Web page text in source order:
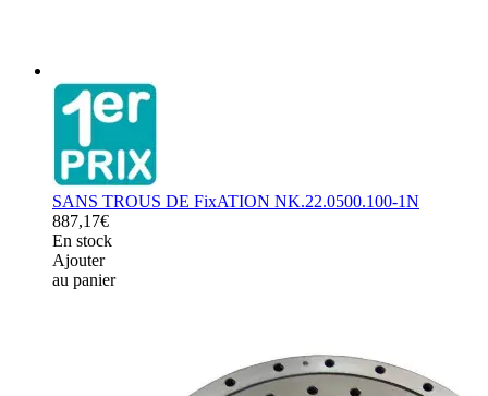
SANS TROUS DE FixATION NK.22.0500.100-1N
887,17€
En stock
Ajouter
au panier